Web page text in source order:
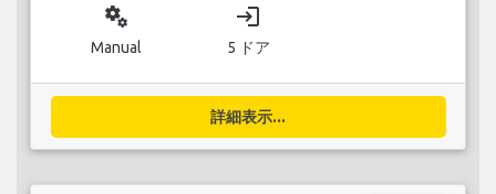
miscellaneous_services
Manual
login
5 ドア
詳細表示...